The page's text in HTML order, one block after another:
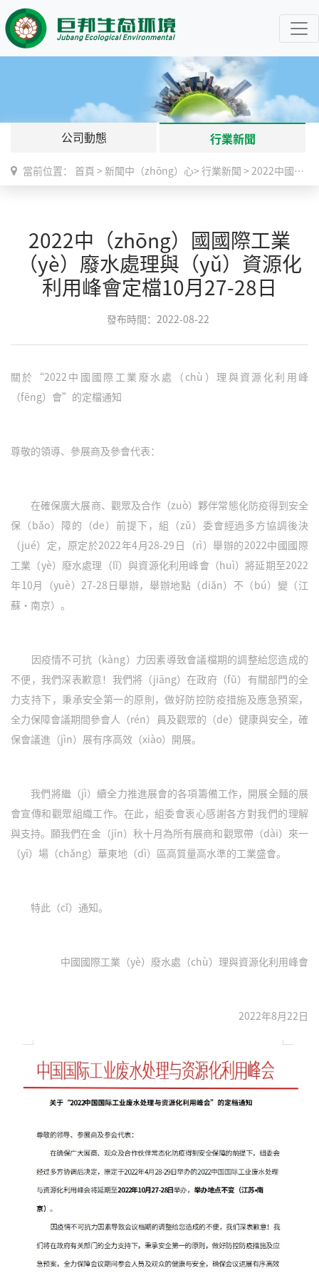
公司動態 行業新聞
當前位置： 首頁 > 新聞中（zhōng）心> 行業新聞 > 2022中國國際工業廢水處理與資源化利（lì）用峰會定檔10月27-28日
2022中（zhōng）國國際工業
（yè）廢水處理與（yǔ）資源化
利用峰會定檔10月27-28日
發布時間：2022-08-22
關於“2022中國國際工業廢水處（chù）理與資源化利用峰
（fēng）會”的定檔通知
尊敬的領導、參展商及參會代表：
在確保廣大展商、觀眾及合作（zuò）夥伴常態化防疫得到安全
保（bǎo）障的（de）前提下，組（zǔ）委會經過多方協調後決
（jué）定，原定於2022年4月28-29日（rì）舉辦的2022中國國際
工業（yè）廢水處理（lǐ）與資源化利用峰會（huì）將延期至2022
年10月（yuè）27-28日舉辦，舉辦地點（diǎn）不（bú）變（江
蘇•南京）。
因疫情不可抗（kàng）力因素導致會議檔期的調整給您造成的
不便，我們深表歉意！我們將（jiāng）在政府（fǔ）有關部門的全
力支持下，秉承安全第一的原則，做好防控防疫措施及應急預案，
全力保障會議期間參會人（rén）員及觀眾的（de）健康與安全，確
保會議進（jìn）展有序高效（xiào）開展。
我們將繼（jì）續全力推進展會的各項籌備工作，開展全麵的展
會宣傳和觀眾組織工作。在此，組委會衷心感謝各方對我們的理解
與支持。願我們在金（jīn）秋十月為所有展商和觀眾帶（dài）來一
（yī）場（chǎng）華東地（dì）區高質量高水準的工業盛會。
特此（cǐ）通知。
中國國際工業（yè）廢水處（chù）理與資源化利用峰會
2022年8月22日